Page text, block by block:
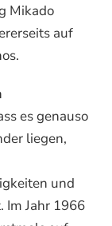
Mikado
auf
es genauso
liegen,
und
Im Jahr 1966